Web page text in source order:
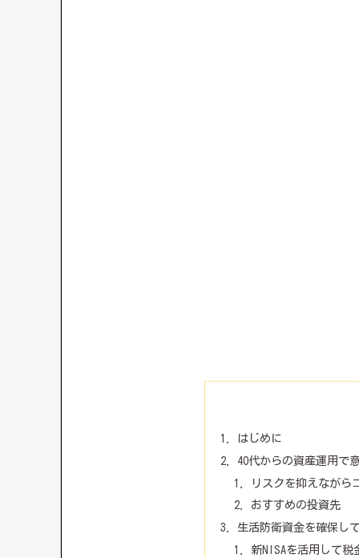
はじめに
40代からの資産運用で
リスクを抑えながら
おすすめの投資先
生活防衛資金を確保し
新NISAを活用して税